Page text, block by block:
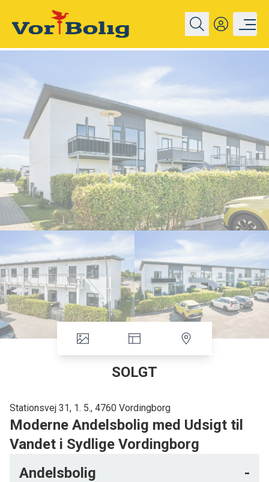
SOLGT
Stationsvej 31, 1. 5., 4760 Vordingborg
Moderne Andelsbolig med Udsigt til
Vandet i Sydlige Vordingborg
unik kombination af moderne komfort og naturskøn
Andelsbolig -